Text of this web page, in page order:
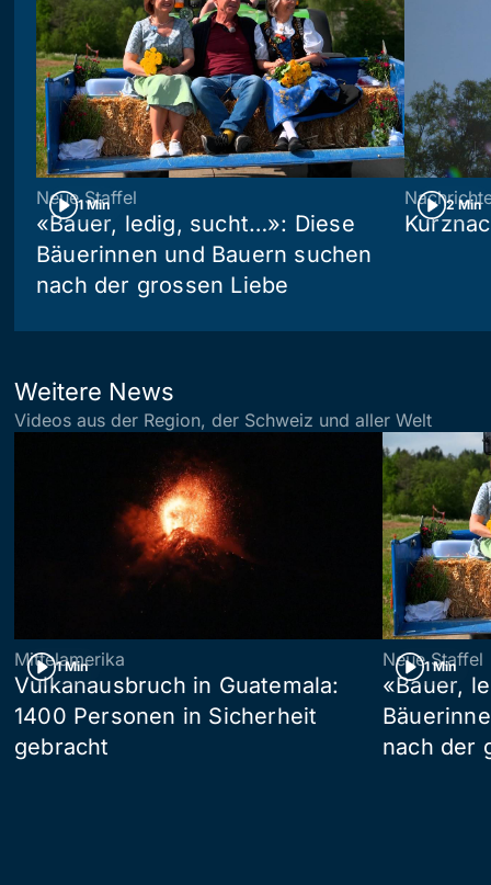
1 Min
Neue Staffel
«Bauer, ledig, sucht…»: Diese
Bäuerinnen und Bauern suchen
nach der grossen Liebe
2 Min
Weitere News
Videos aus der Region, der Schweiz und aller Welt
1 Min
Mittelamerika
Vulkanausbruch in Guatemala:
1400 Personen in Sicherheit
gebracht
1 Min
Neue Staffel
«Bauer,
nach der